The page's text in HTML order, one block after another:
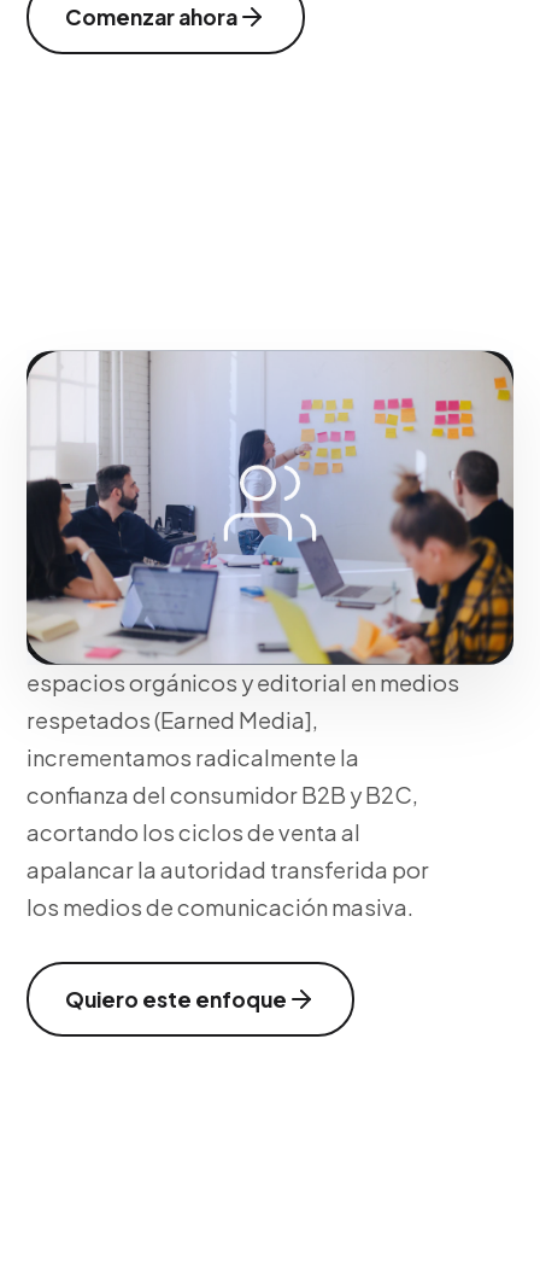
Comenzar ahora
NUESTRA METODOLOGÍA
Gestión estratégica de la
comunicación para
blindar tu autoridad
Transformamos la mención pública en
capital de marca invaluable. Al ganar
espacios orgánicos y editorial en medios
respetados (Earned Media],
incrementamos radicalmente la
confianza del consumidor B2B y B2C,
acortando los ciclos de venta al
apalancar la autoridad transferida por
los medios de comunicación masiva.
Quiero este enfoque